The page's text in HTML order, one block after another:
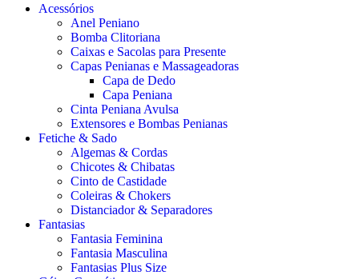
Acessórios
Anel Peniano
Bomba Clitoriana
Caixas e Sacolas para Presente
Capas Penianas e Massageadoras
Capa de Dedo
Capa Peniana
Cinta Peniana Avulsa
Extensores e Bombas Penianas
Fetiche & Sado
Algemas & Cordas
Chicotes & Chibatas
Cinto de Castidade
Coleiras & Chokers
Distanciador & Separadores
Fantasias
Fantasia Feminina
Fantasia Masculina
Fantasias Plus Size